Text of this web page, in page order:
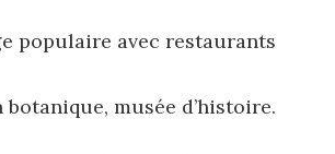
populaire avec restaurants
musée d’histoire.